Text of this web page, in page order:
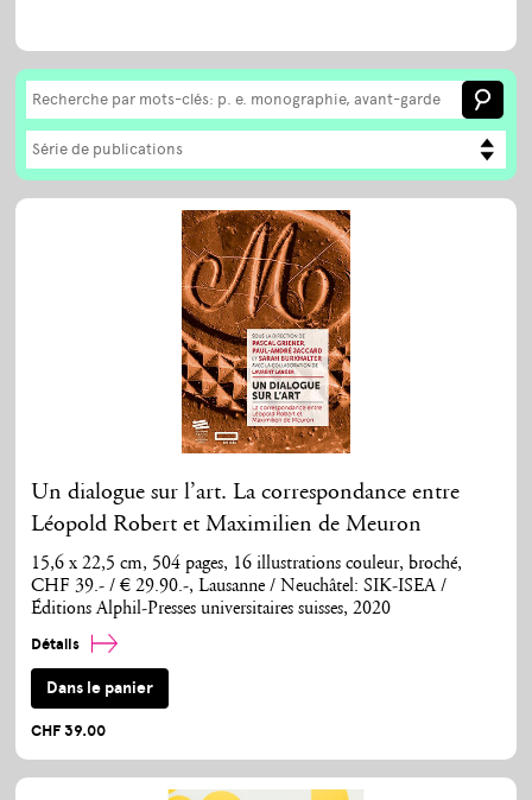
Série de publications
Un dialogue sur l’art. La correspondance entre
Léopold Robert et Maximilien de Meuron
15,6 x 22,5 cm, 504 pages, 16 illustrations couleur, broché,
CHF 39.- / € 29.90.-, Lausanne / Neuchâtel: SIK-ISEA /
Éditions Alphil-Presses universitaires suisses, 2020
Détails
Dans le panier
CHF 39.00